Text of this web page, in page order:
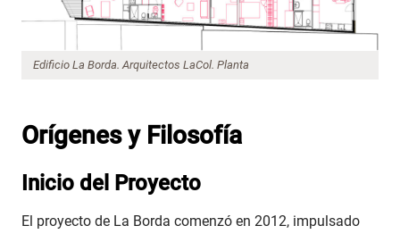
Edificio La Borda. Arquitectos LaCol. Planta
Orígenes y Filosofía
Inicio del Proyecto
El proyecto de La Borda comenzó en 2012, impulsado